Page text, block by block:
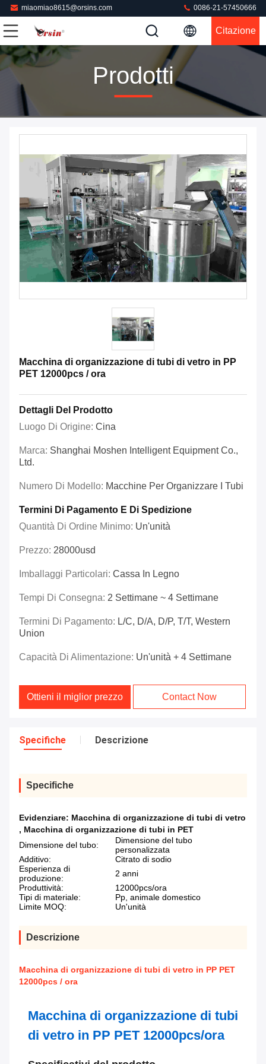
miaomiao8615@orsins.com 0086-21-57450666
Citazione
Prodotti
Macchina di organizzazione di tubi di vetro in PP
PET 12000pcs / ora
Dettagli Del Prodotto
Luogo Di Origine: Cina
Marca: Shanghai Moshen Intelligent Equipment Co.,
Ltd.
Numero Di Modello: Macchine Per Organizzare I Tubi
Termini Di Pagamento E Di Spedizione
Quantità Di Ordine Minimo: Un'unità
Prezzo: 28000usd
Imballaggi Particolari: Cassa In Legno
Tempi Di Consegna: 2 Settimane ~ 4 Settimane
Termini Di Pagamento: L/C, D/A, D/P, T/T, Western
Union
Capacità Di Alimentazione: Un'unità + 4 Settimane
Ottieni il miglior prezzo Contact Now
Specifiche Descrizione
Specifiche
Evidenziare: Macchina di organizzazione di tubi di vetro
, Macchina di organizzazione di tubi in PET
Dimensione del tubo:
Dimensione del tubo
personalizzata
Additivo:
Citrato di sodio
Esperienza di
produzione:
2 anni
Produttività:
12000pcs/ora
Tipi di materiale:
Pp, animale domestico
Limite MOQ:
Un'unità
Descrizione
Macchina di organizzazione di tubi di vetro in PP PET
12000pcs / ora
Macchina di organizzazione di tubi
di vetro in PP PET 12000pcs/ora